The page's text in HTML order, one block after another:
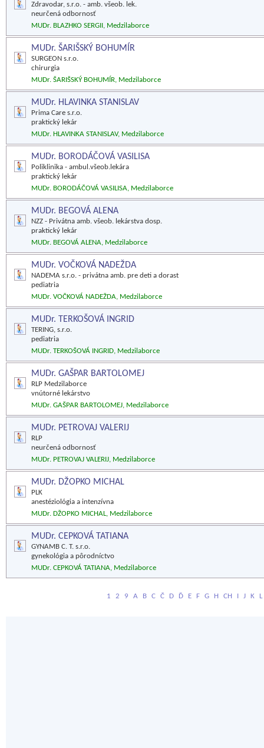
Zdravodar, s.r.o. - amb. všeob. lek.
neurčená odbornosť
MUDr. BLAZHKO SERGII, Medzilaborce
MUDr. ŠARIŠSKÝ BOHUMÍR
SURGEON s.r.o.
chirurgia
MUDr. ŠARIŠSKÝ BOHUMÍR, Medzilaborce
MUDr. HLAVINKA STANISLAV
Prima Care s.r.o.
praktický lekár
MUDr. HLAVINKA STANISLAV, Medzilaborce
MUDr. BORODÁČOVÁ VASILISA
Poliklinika - ambul.všeob.lekára
praktický lekár
MUDr. BORODÁČOVÁ VASILISA, Medzilaborce
MUDr. BEGOVÁ ALENA
NZZ - Privátna amb. všeob. lekárstva dosp.
praktický lekár
MUDr. BEGOVÁ ALENA, Medzilaborce
MUDr. VOČKOVÁ NADEŽDA
NADEMA s.r.o. - privátna amb. pre deti a dorast
pediatria
MUDr. VOČKOVÁ NADEŽDA, Medzilaborce
MUDr. TERKOŠOVÁ INGRID
TERING, s.r.o.
pediatria
MUDr. TERKOŠOVÁ INGRID, Medzilaborce
MUDr. GAŠPAR BARTOLOMEJ
RLP Medzilaborce
vnútorné lekárstvo
MUDr. GAŠPAR BARTOLOMEJ, Medzilaborce
MUDr. PETROVAJ VALERIJ
RLP
neurčená odbornosť
MUDr. PETROVAJ VALERIJ, Medzilaborce
MUDr. DŽOPKO MICHAL
PLK
anestéziológia a intenzívna
MUDr. DŽOPKO MICHAL, Medzilaborce
MUDr. CEPKOVÁ TATIANA
GYNAMB C. T. s.r.o.
gynekológia a pôrodníctvo
MUDr. CEPKOVÁ TATIANA, Medzilaborce
1 2 9 A B C Č D Ď E F G H CH I J K L